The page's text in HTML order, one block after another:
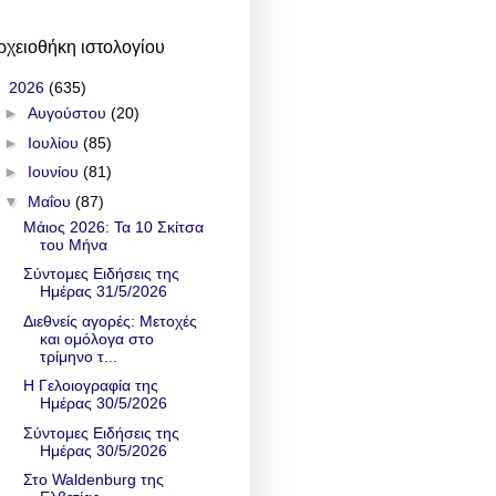
ιστολογίου
2026 (635)
► Αυγούστου (20)
► Ιουλίου (85)
► Ιουνίου (81)
▼ Μαΐου (87)
Μάιος 2026: Τα 10 Σκίτσα
του Μήνα
Σύντομες Ειδήσεις της
Ημέρας 31/5/2026
Διεθνείς αγορές: Μετοχές
και ομόλογα στο
τρίμηνο τ...
Η Γελοιογραφία της
Ημέρας 30/5/2026
Σύντομες Ειδήσεις της
Ημέρας 30/5/2026
Στο Waldenburg της